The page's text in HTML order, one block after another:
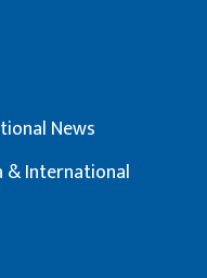
News
& International